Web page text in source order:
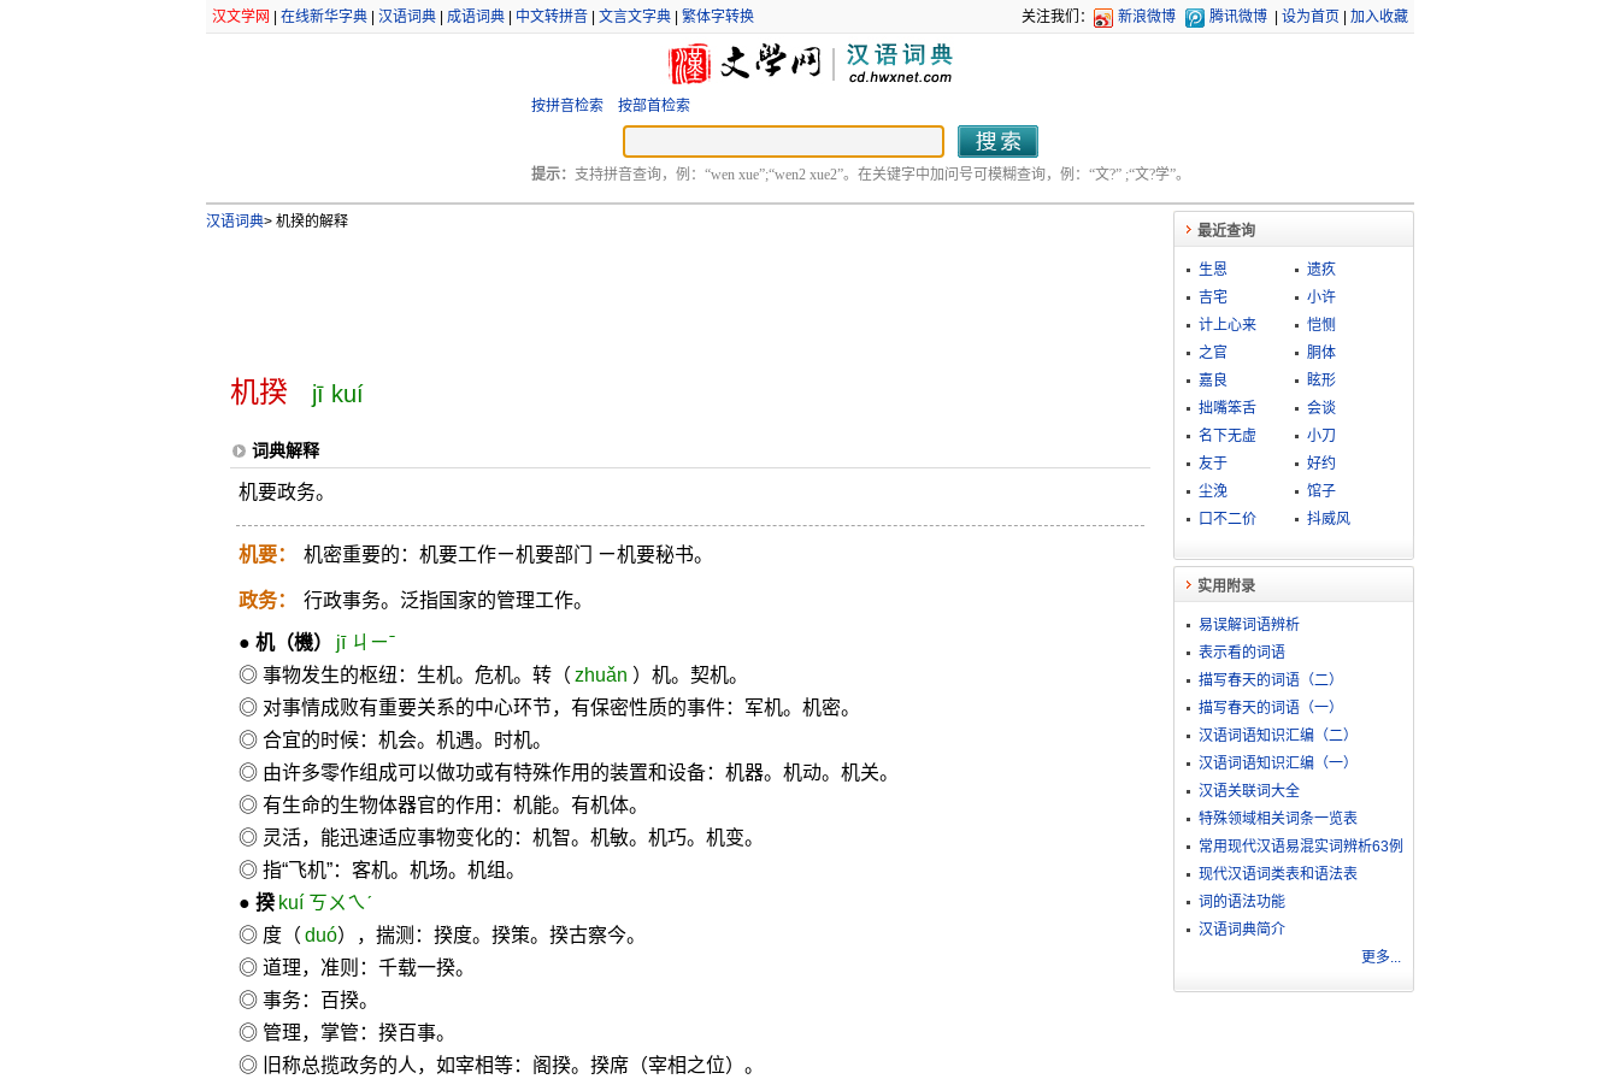
汉文学网 在线新华字典| 汉语词典| 成语词典| 中文转拼音| 文言文字典| 繁体字转换 关注我们： 新浪微博 腾讯微博 设为首页 加入收藏
按拼音检索 按部首检索
提示： 支持拼音查询，例：“wen xue”;“wen2 xue2”。在关键字中加问号可模糊查询，例：“文?” ;“文?学”。
汉语词典>机揆的解释
机揆 jī kuí
词典解释
机要政务。
机要： 机密重要的：机要工作ㄧ机要部门 ㄧ机要秘书。
政务： 行政事务。泛指国家的管理工作。
● 机（機）
jī ㄐㄧˉ
◎ 事物发生的枢纽：生机。危机。转（ zhuǎn ）机。契机。
◎ 对事情成败有重要关系的中心环节，有保密性质的事件：军机。机密。
◎ 合宜的时候：机会。机遇。时机。
◎ 由许多零作组成可以做功或有特殊作用的装置和设备：机器。机动。机关。
◎ 有生命的生物体器官的作用：机能。有机体。
◎ 灵活，能迅速适应事物变化的：机智。机敏。机巧。机变。
◎ 指“飞机”：客机。机场。机组。
● 揆 kuí ㄎㄨㄟˊ
◎ 度（ duó），揣测：揆度。揆策。揆古察今。
◎ 道理，准则：千载一揆。
◎ 事务：百揆。
◎ 管理，掌管：揆百事。
◎ 旧称总揽政务的人，如宰相等：阁揆。揆席（宰相之位）。
最近查询
生恩
遗疚
吉宅
小许
计上心来
恺恻
之官
胴体
嘉良
眩形
拙嘴笨舌
会谈
名下无虚
小刀
友于
好约
尘浼
馆子
口不二价
抖威风
实用附录
易误解词语辨析
表示看的词语
描写春天的词语（二）
描写春天的词语（一）
汉语词语知识汇编（二）
汉语词语知识汇编（一）
汉语关联词大全
特殊领域相关词条一览表
常用现代汉语易混实词辨析63例
现代汉语词类表和语法表
词的语法功能
汉语词典简介
更多...